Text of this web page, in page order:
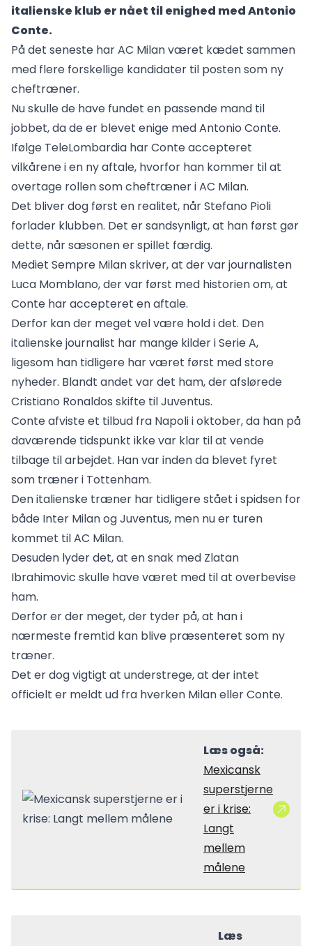
italienske klub er nået til enighed med Antonio
Conte.
På det seneste har AC Milan været kædet sammen
med flere forskellige kandidater til posten som ny
cheftræner.
Nu skulle de have fundet en passende mand til
jobbet, da de er blevet enige medAntonio Conte.
Ifølge TeleLombardia har Conte accepteret
vilkårene i en ny aftale, hvorfor han kommer til at
overtage rollen som cheftræner i AC Milan.
Det bliver dog først en realitet, når Stefano Pioli
forlader klubben. Det er sandsynligt, at han først gør
dette, når sæsonen er spillet færdig.
Mediet Sempre Milan skriver, at der var journalisten
Luca Momblano, der var først med historien om, at
Conte har accepteret en aftale.
Derfor kan der meget vel være hold i det. Den
italienske journalist har mange kilder i Serie A,
ligesom han tidligere har været først med store
nyheder. Blandt andet var det ham, der afslørede
Cristiano Ronaldos skifte til Juventus.
Conte afviste et tilbud fra Napoli i oktober, da han på
daværende tidspunkt ikke var klar til at vende
tilbage til arbejdet. Han var inden da blevet fyret
som træner i Tottenham.
Den italienske træner har tidligere stået i spidsen for
både Inter Milan og Juventus, men nu er turen
kommet tilAC Milan.
Desuden lyder det, at en snak med Zlatan
Ibrahimovic skulle have været med til at overbevise
ham.
Derfor er der meget, der tyder på, at han i
nærmeste fremtid kan blive præsenteret som ny
træner.
Det er dog vigtigt at understrege, at der intet
officielt er meldt ud fra hverken Milan eller Conte.
Læs også:
Mexicansk
superstjerne
er i krise:
Langt
mellem
målene
Læs